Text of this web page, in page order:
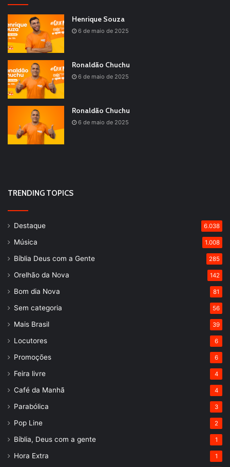
Henrique Souza
6 de maio de 2025
Ronaldão Chuchu
6 de maio de 2025
Ronaldão Chuchu
6 de maio de 2025
TRENDING TOPICS
Destaque 6.038
Música 1.008
Bíblia Deus com a Gente 285
Orelhão da Nova 142
Bom dia Nova 81
Sem categoria 56
Mais Brasil 39
Locutores 6
Promoções 6
Feira livre 4
Café da Manhã 4
Parabólica 3
Pop Line 2
Bíblia, Deus com a gente 1
Hora Extra 1